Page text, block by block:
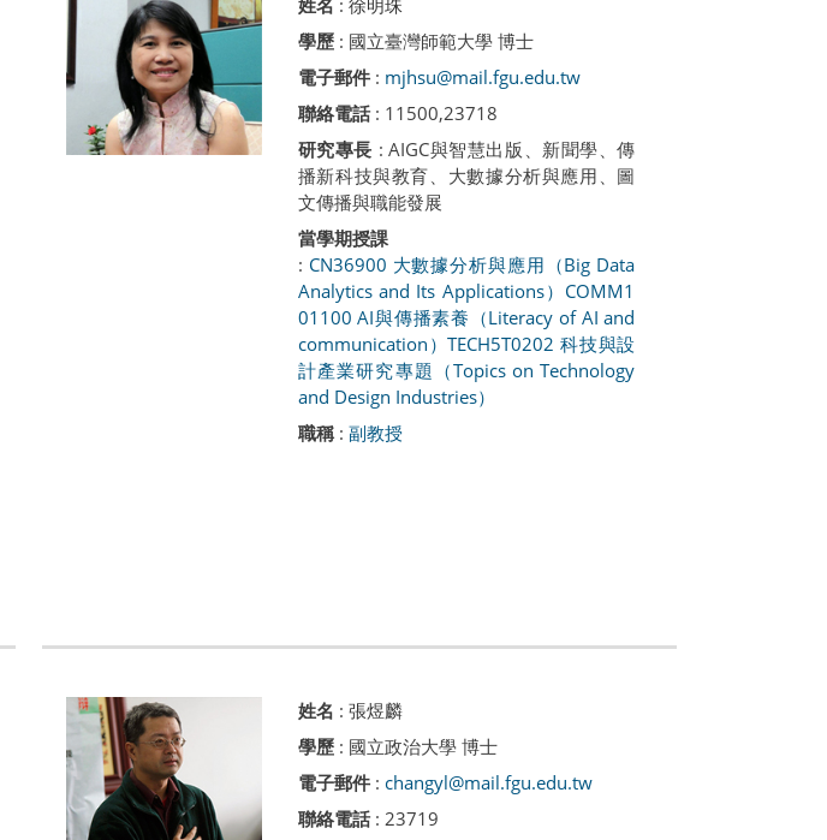
學歷 : 國立臺灣師範大學 博士
電子郵件 : mjhsu@mail.fgu.edu.tw
聯絡電話 : 11500,23718
研究專長 : AIGC與智慧出版、新聞學、傳
播新科技與教育、大數據分析與應用、圖
文傳播與職能發展
當學期授課
: CN36900 大數據分析與應用（Big Data
Analytics and Its Applications） COMM1
01100 AI與傳播素養（Literacy of AI and
communication）TECH5T0202 科技與設
計產業研究專題（Topics on Technology
and Design Industries）
職稱 : 副教授
姓名 : 張煜麟
學歷 : 國立政治大學 博士
電子郵件 : changyl@mail.fgu.edu.tw
聯絡電話 : 23719